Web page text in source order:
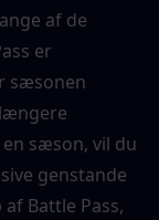
af de
er
sæsonen
sæson, vil du
genstande
Battle Pass,